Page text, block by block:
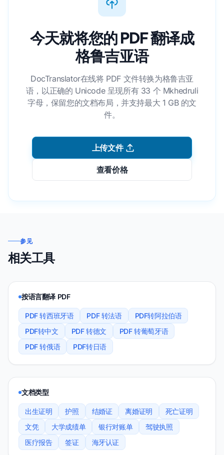
今天就将您的 PDF 翻译成
格鲁吉亚语
DocTranslator在线将 PDF 文件转换为格鲁吉亚
语，以正确的 Unicode 呈现所有 33 个 Mkhedruli
字母，保留您的文档布局，并支持最大 1 GB 的文
件。
上传文件
查看价格
参见
相关工具
按语言翻译 PDF
PDF 转西班牙语 PDF 转法语
PDF转阿拉伯语
PDF转中文
PDF 转德文
PDF 转葡萄牙语
PDF 转俄语
PDF转日语
文档类型
出生证明 护照 结婚证 离婚证明
死亡证明
文凭
大学成绩单 银行对账单
驾驶执照
医疗报告
签证 海牙认证